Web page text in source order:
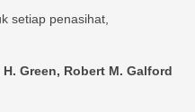
setiap penasihat,
Green, Robert M. Galford